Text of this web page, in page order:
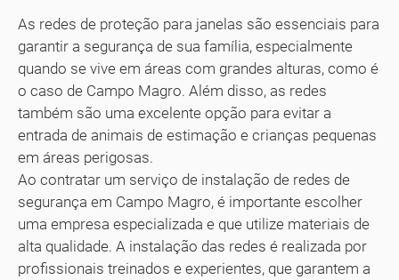
As redes de proteção para janelas são essenciais para
garantir a segurança de sua família, especialmente
quando se vive em áreas com grandes alturas, como é
o caso de Campo Magro. Além disso, as redes
também são uma excelente opção para evitar a
entrada de animais de estimação e crianças pequenas
em áreas perigosas.
Ao contratar um serviço de instalação de redes de
segurança em Campo Magro, é importante escolher
uma empresa especializada e que utilize materiais de
alta qualidade. A instalação das redes é realizada por
profissionais treinados e experientes, que garantem a